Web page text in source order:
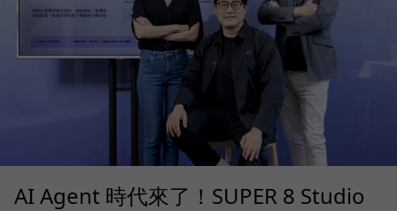
AI Agent 時代來了！SUPER 8 Studio